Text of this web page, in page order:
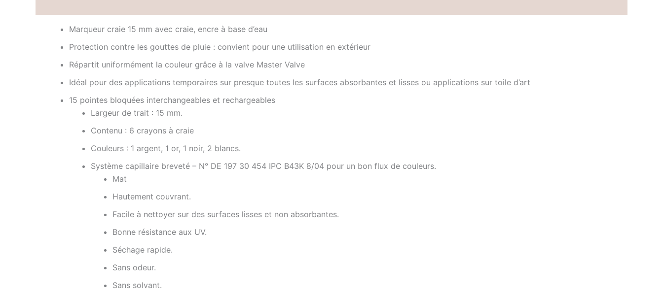
Marqueur craie 15 mm avec craie, encre à base d’eau
Protection contre les gouttes de pluie : convient pour une utilisation en extérieur
Répartit uniformément la couleur grâce à la valve Master Valve
Idéal pour des applications temporaires sur presque toutes les surfaces absorbantes et lisses ou applications sur toile d’art
15 pointes bloquées interchangeables et rechargeables
Largeur de trait : 15 mm.
Contenu : 6 crayons à craie
Couleurs : 1 argent, 1 or, 1 noir, 2 blancs.
Système capillaire breveté – N° DE 197 30 454 IPC B43K 8/04 pour un bon flux de couleurs.
Mat
Hautement couvrant.
Facile à nettoyer sur des surfaces lisses et non absorbantes.
Bonne résistance aux UV.
Séchage rapide.
Sans odeur.
Sans solvant.